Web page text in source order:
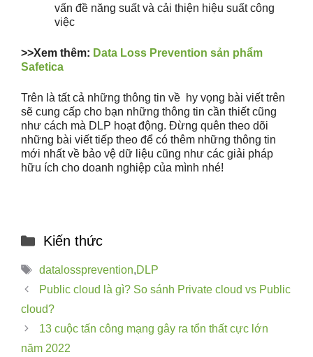
vấn đề năng suất và cải thiện hiệu suất công
việc
>>Xem thêm: Data Loss Prevention sản phẩm
Safetica
Trên là tất cả những thông tin về hy vọng bài viết trên
sẽ cung cấp cho bạn những thông tin cần thiết cũng
như cách mà DLP hoạt động. Đừng quên theo dõi
những bài viết tiếp theo để có thêm những thông tin
mới nhất về bảo vệ dữ liệu cũng như các giải pháp
hữu ích cho doanh nghiệp của mình nhé!
Kiến thức
datalossprevention,DLP
Public cloud là gì? So sánh Private cloud vs Public
cloud?
13 cuộc tấn công mạng gây ra tổn thất cực lớn
năm 2022